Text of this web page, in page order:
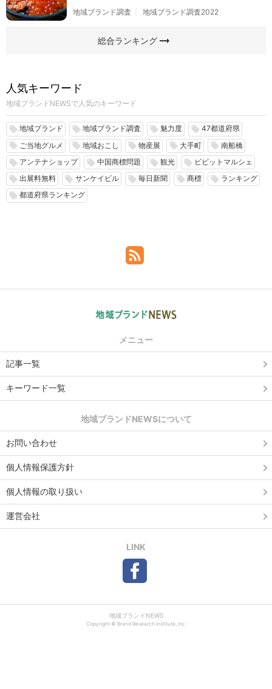
地域ブランド調査 地域ブランド調査2022
総合ランキングarrow_right_alt
人気キーワード
地域ブランドNEWSで人気のキーワード
local_offer 地域ブランド local_offer 地域ブランド調査 local_offer 魅力度 local_offer 47都道府県
local_offer ご当地グルメ local_offer 地域おこし local_offer 物産展 local_offer 大手町 local_offer 南船橋
local_offer アンテナショップ local_offer 中国商標問題 local_offer 観光 local_offer ビビットマルシェ
local_offer 出展料無料 local_offer サンケイビル local_offer 毎日新聞 local_offer 商標 local_offer ランキング
local_offer 都道府県ランキング
メニュー
記事一覧
キーワード一覧
地域ブランドNEWSについて
お問い合わせ
個人情報保護方針
個人情報の取り扱い
運営会社
LINK
地域ブランドNEWS
Copyright © Brand Research Institute, Inc.